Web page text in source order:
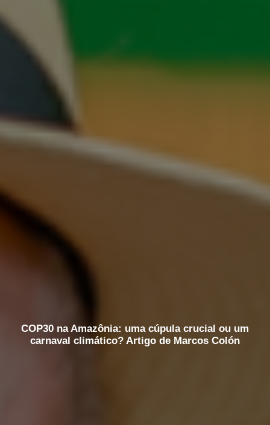
COP30 na Amazônia: uma cúpula crucial ou um
carnaval climático? Artigo de Marcos Colón